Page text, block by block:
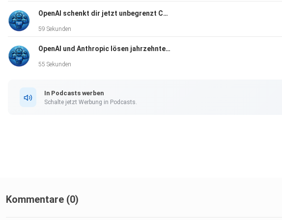
OpenAI schenkt dir jetzt unbegrenzt ChatGPT – und das neueste Modell gibt's gratis dazu
59 Sekunden
OpenAI und Anthropic lösen jahrzehntealte Mathe-Probleme
55 Sekunden
In Podcasts werben
Schalte jetzt Werbung in Podcasts.
Kommentare (0)